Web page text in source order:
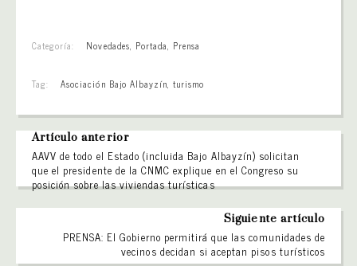
Categoría: Novedades, Portada, Prensa
Tag: Asociación Bajo Albayzín,turismo
Artículo anterior
AAVV de todo el Estado (incluida Bajo Albayzín) solicitan
que el presidente de la CNMC explique en el Congreso su
posición sobre las viviendas turísticas
Siguiente artículo
PRENSA: El Gobierno permitirá que las comunidades de
vecinos decidan si aceptan pisos turísticos